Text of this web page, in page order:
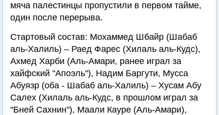
мяча палестинцы пропустили в первом тайме,
один после перерыва.
Стартовый состав: Мохаммед Шбайр (Шабаб
аль-Халиль) – Раед Фарес (Хилаль аль-Кудс),
Ахмед Харби (Аль-Амари, ранее играл за
хайфский "Апоэль"), Надим Баргути, Мусса
Абуязр (оба - Шабаб аль-Халиль) – Хусам Абу
Салех (Хилаль аль-Кудс, в прошлом играл за
"Бней Сахнин"), Маали Кауре (Аль-Амари),